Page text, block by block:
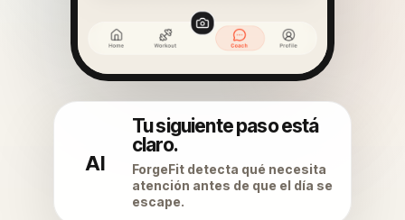
AI
Tu siguiente paso está
claro.
ForgeFit detecta qué necesita
atención antes de que el día se
escape.